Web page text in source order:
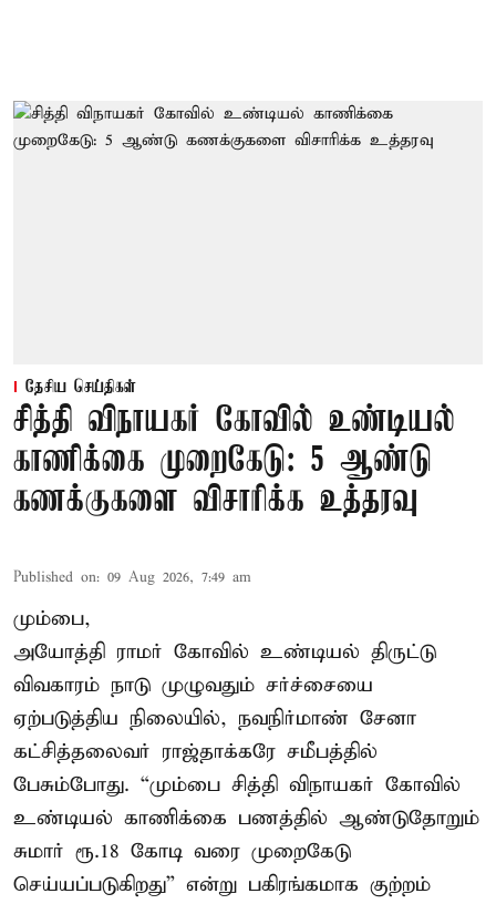
தேசிய செய்திகள்
சித்தி விநாயகர் கோவில் உண்டியல்
காணிக்கை முறைகேடு: 5 ஆண்டு
கணக்குகளை விசாரிக்க உத்தரவு
Published on: 09 Aug 2026, 7:49 am
மும்பை,
அயோத்தி ராமர் கோவில் உண்டியல் திருட்டு
விவகாரம் நாடு முழுவதும் சர்ச்சையை
ஏற்படுத்திய நிலையில், நவநிர்மாண் சேனா
கட்சித்தலைவர் ராஜ்தாக்கரே சமீபத்தில்
பேசும்போது. “மும்பை சித்தி விநாயகர் கோவில்
உண்டியல் காணிக்கை பணத்தில் ஆண்டுதோறும்
சுமார் ரூ.18 கோடி வரை முறைகேடு
செய்யப்படுகிறது” என்று பகிரங்கமாக குற்றம்